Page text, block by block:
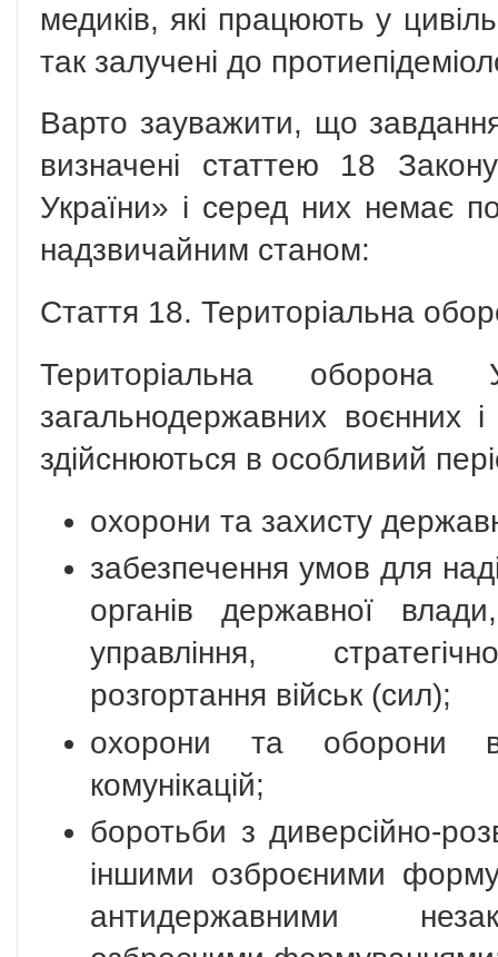
медиків, які працюють у
так залучені до
Варто зауважити, що
визначені статтею 18
України» і серед них немає
надзвичайним станом:
Стаття 18. Територіальна
Територіальна
загальнодержавних воєнних
здійснюються в особливий
охорони та захисту
забезпечення умов для
органів державної
управління,
розгортання військ (сил);
охорони та оборони
комунікацій;
боротьби з диверсійно-
іншими озброєними
антидержавними